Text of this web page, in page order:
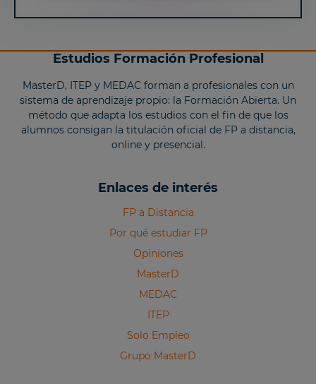
Estudios Formación Profesional
MasterD, ITEP y MEDAC forman a profesionales con un
sistema de aprendizaje propio: la Formación Abierta. Un
método que adapta los estudios con el fin de que los
alumnos consigan la titulación oficial de FP a distancia,
online y presencial.
Enlaces de interés
FP a Distancia
Por qué estudiar FP
Opiniones
MasterD
MEDAC
ITEP
Solo Empleo
Grupo MasterD